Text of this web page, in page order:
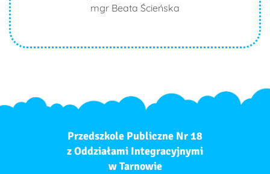
mgr Beata Ścieńska
Przedszkole Publiczne Nr 18
z Oddziałami Integracyjnymi
w Tarnowie